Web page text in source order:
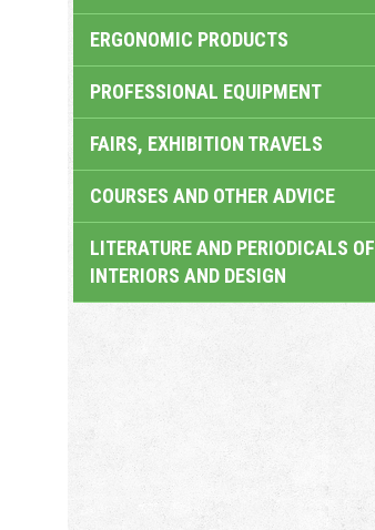
ERGONOMIC PRODUCTS
PROFESSIONAL EQUIPMENT
FAIRS, EXHIBITION TRAVELS
COURSES AND OTHER ADVICE
LITERATURE AND PERIODICALS OF
INTERIORS AND DESIGN